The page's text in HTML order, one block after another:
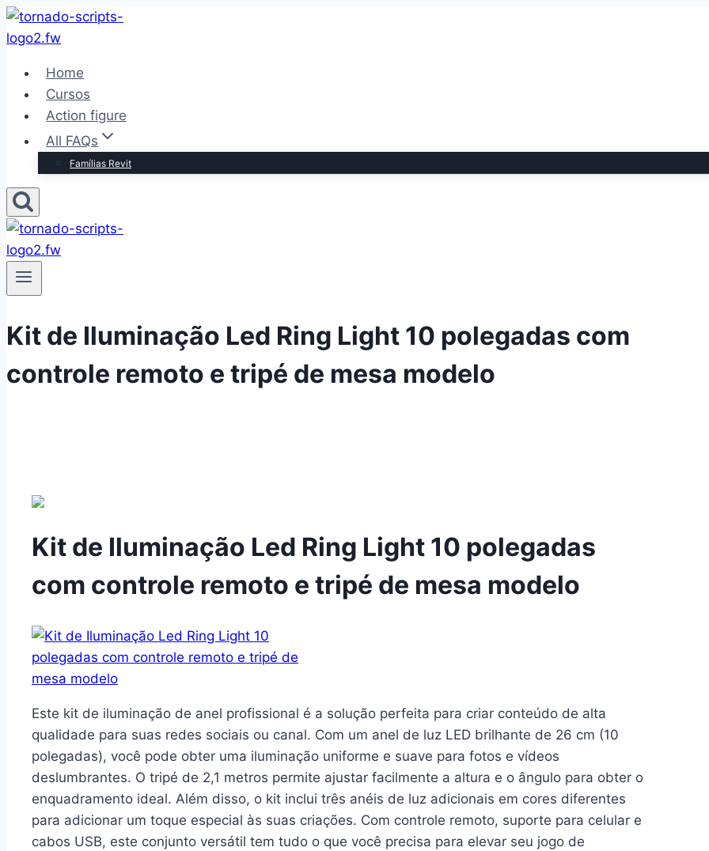
Pular
para
Conteúdo
Home
Cursos
Action figure
All FAQs
Famílias Revit
Kit de Iluminação Led Ring Light 10 polegadas com
controle remoto e tripé de mesa modelo
Kit de Iluminação Led Ring Light 10 polegadas
com controle remoto e tripé de mesa modelo
Este kit de iluminação de anel profissional é a solução perfeita para criar conteúdo de alta
qualidade para suas redes sociais ou canal. Com um anel de luz LED brilhante de 26 cm (10
polegadas), você pode obter uma iluminação uniforme e suave para fotos e vídeos
deslumbrantes. O tripé de 2,1 metros permite ajustar facilmente a altura e o ângulo para obter o
enquadramento ideal. Além disso, o kit inclui três anéis de luz adicionais em cores diferentes
para adicionar um toque especial às suas criações. Com controle remoto, suporte para celular e
cabos USB, este conjunto versátil tem tudo o que você precisa para elevar seu jogo de